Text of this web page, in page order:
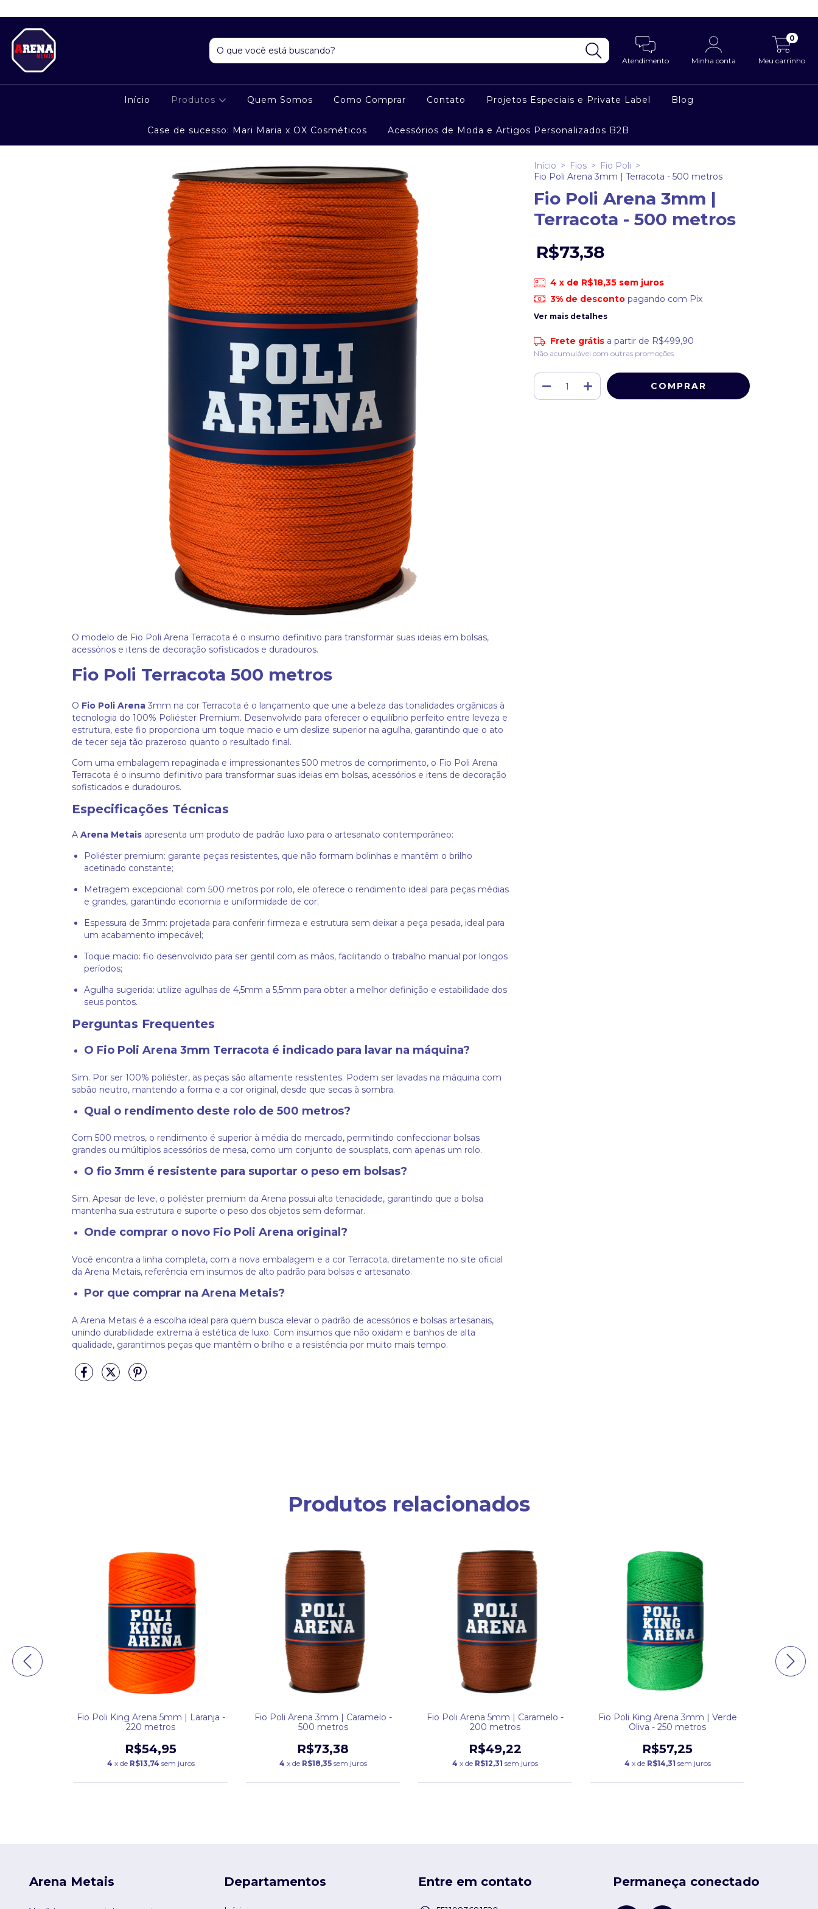
Atendimento Minha conta Meu carrinho
0
Início Produtos Quem Somos Como Comprar Contato Projetos Especiais e Private Label Blog
Case de sucesso: Mari Maria x OX Cosméticos Acessórios de Moda e Artigos Personalizados B2B
O modelo de Fio Poli Arena Terracota é o insumo definitivo para transformar suas ideias em bolsas,
acessórios e itens de decoração sofisticados e duradouros.
Fio Poli Terracota 500 metros
O Fio Poli Arena 3mm na cor Terracota é o lançamento que une a beleza das tonalidades orgânicas à
tecnologia do 100% Poliéster Premium. Desenvolvido para oferecer o equilíbrio perfeito entre leveza e
estrutura, este fio proporciona um toque macio e um deslize superior na agulha, garantindo que o ato
de tecer seja tão prazeroso quanto o resultado final.
Com uma embalagem repaginada e impressionantes 500 metros de comprimento, o Fio Poli Arena
Terracota é o insumo definitivo para transformar suas ideias em bolsas, acessórios e itens de decoração
sofisticados e duradouros.
Especificações Técnicas
A Arena Metais apresenta um produto de padrão luxo para o artesanato contemporâneo:
Poliéster premium: garante peças resistentes, que não formam bolinhas e mantêm o brilho
acetinado constante;
Metragem excepcional: com 500 metros por rolo, ele oferece o rendimento ideal para peças médias
e grandes, garantindo economia e uniformidade de cor;
Espessura de 3mm: projetada para conferir firmeza e estrutura sem deixar a peça pesada, ideal para
um acabamento impecável;
Toque macio: fio desenvolvido para ser gentil com as mãos, facilitando o trabalho manual por longos
períodos;
Agulha sugerida: utilize agulhas de 4,5mm a 5,5mm para obter a melhor definição e estabilidade dos
seus pontos.
Perguntas Frequentes
O Fio Poli Arena 3mm Terracota é indicado para lavar na máquina?
Sim. Por ser 100% poliéster, as peças são altamente resistentes. Podem ser lavadas na máquina com
sabão neutro, mantendo a forma e a cor original, desde que secas à sombra.
Qual o rendimento deste rolo de 500 metros?
Com 500 metros, o rendimento é superior à média do mercado, permitindo confeccionar bolsas
grandes ou múltiplos acessórios de mesa, como um conjunto de sousplats, com apenas um rolo.
O fio 3mm é resistente para suportar o peso em bolsas?
Sim. Apesar de leve, o poliéster premium da Arena possui alta tenacidade, garantindo que a bolsa
mantenha sua estrutura e suporte o peso dos objetos sem deformar.
Onde comprar o novo Fio Poli Arena original?
Você encontra a linha completa, com a nova embalagem e a cor Terracota, diretamente no site oficial
da Arena Metais, referência em insumos de alto padrão para bolsas e artesanato.
Por que comprar na Arena Metais?
A Arena Metais é a escolha ideal para quem busca elevar o padrão de acessórios e bolsas artesanais,
unindo durabilidade extrema à estética de luxo. Com insumos que não oxidam e banhos de alta
qualidade, garantimos peças que mantêm o brilho e a resistência por muito mais tempo.
Início > Fios > Fio Poli >
Fio Poli Arena 3mm | Terracota - 500 metros
Fio Poli Arena 3mm |
Terracota - 500 metros
R$73,38
4 x de R$18,35 sem juros
3% de descontopagando com Pix
Ver mais detalhes
Frete grátis a partir de R$499,90
Não acumulável com outras promoções
Produtos relacionados
Fio Poli King Arena 5mm | Laranja -
220 metros
R$54,95
4 x de R$13,74 sem juros
Fio Poli Arena 3mm | Caramelo -
500 metros
R$73,38
4 x de R$18,35 sem juros
Fio Poli Arena 5mm | Caramelo -
200 metros
R$49,22
4 x de R$12,31 sem juros
Fio Poli King Arena 3mm | Verde
Oliva - 250 metros
R$57,25
4 x de R$14,31 sem juros
Arena Metais Departamentos Entre em contato Permaneça conectado